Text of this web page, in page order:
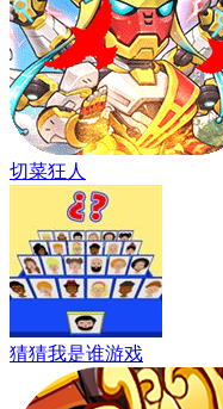
切菜狂人
猜猜我是谁游戏